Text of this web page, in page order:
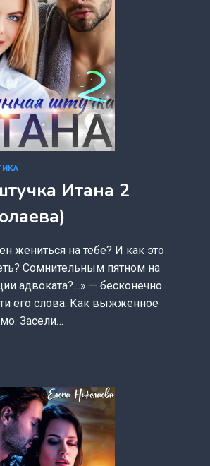
Итана 2
жениться на тебе? И как это
Сомнительным пятном на
адвоката?…» — бесконечно
его слова. Как выжженное
Засели…